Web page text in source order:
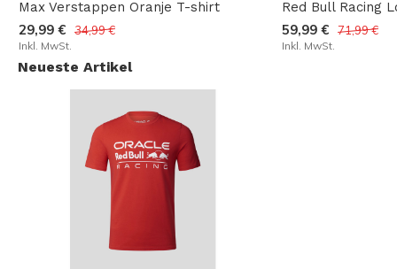
Max Verstappen Oranje T-shirt
29,99 € 34,99 €
Inkl. MwSt.
Red Bull Racing
59,99 € 71,99 €
Inkl. MwSt.
Neueste Artikel